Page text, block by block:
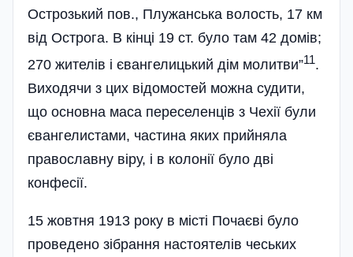
Острозький пов., Плужанська волость, 17 км
від Острога. В кінці 19 ст. було там 42 домів;
270 жителів і євангелицький дім молитви”11.
Виходячи з цих відомостей можна судити,
що основна маса переселенців з Чехії були
євангелистами, частина яких прийняла
православну віру, і в колонії було дві
конфесії.
15 жовтня 1913 року в місті Почаєві було
проведено зібрання настоятелів чеських